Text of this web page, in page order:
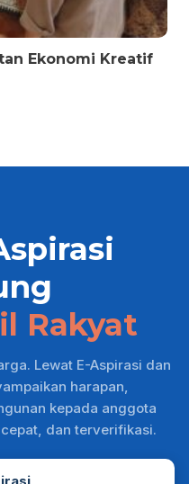
Ekonomi Kreatif
Rakyat
Lewat E-Aspirasi dan
harapan,
kepada anggota
dan terverifikasi.